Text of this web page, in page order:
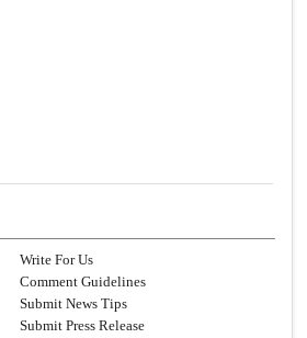
Write For Us
Comment Guidelines
Submit News Tips
Submit Press Release